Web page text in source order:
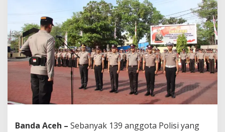
P
o
l
r
e
s
t
a
a
d
A
Banda Aceh – Sebanyak 139 anggota Polisi yang